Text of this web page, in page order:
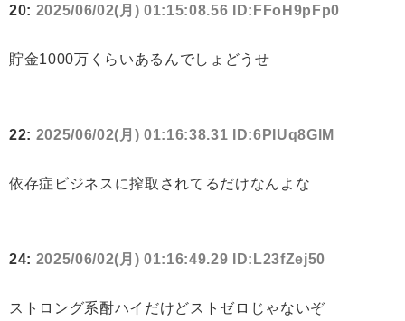
20: 2025/06/02(月) 01:15:08.56 ID:FFoH9pFp0
貯金1000万くらいあるんでしょどうせ
22: 2025/06/02(月) 01:16:38.31 ID:6PIUq8GlM
依存症ビジネスに搾取されてるだけなんよな
24: 2025/06/02(月) 01:16:49.29 ID:L23fZej50
ストロング系酎ハイだけどストゼロじゃないぞ